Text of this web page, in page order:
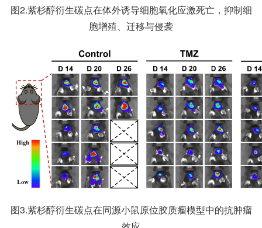
图2.紫杉醇衍生碳点在体外诱导细胞氧化应激死亡，抑制细
胞增殖、迁移与侵袭
图3.紫杉醇衍生碳点在同源小鼠原位胶质瘤模型中的抗肿瘤